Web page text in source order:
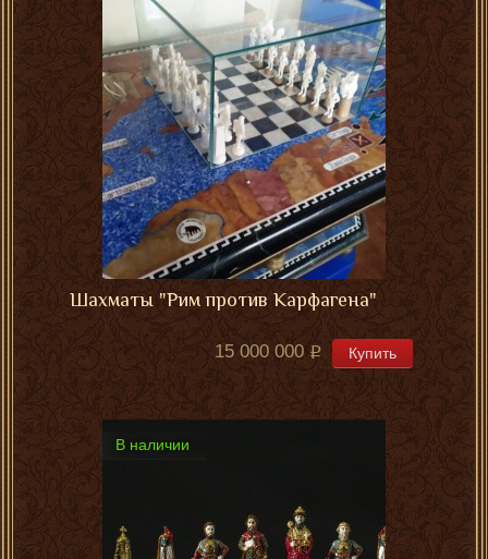
Шахматы "Рим против Карфагена"
15 000 000 Купить
В наличии